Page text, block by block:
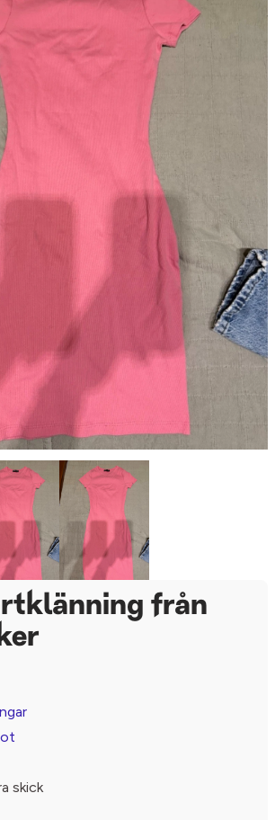
från
skick